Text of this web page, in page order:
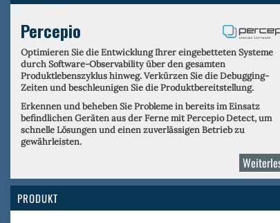
Percepio
Optimieren Sie die Entwicklung Ihrer eingebetteten Systeme
durch Software-Observability über den gesamten
Produktlebenszyklus hinweg. Verkürzen Sie die Debugging-
Zeiten und beschleunigen Sie die Produktbereitstellung.
Erkennen und beheben Sie Probleme in bereits im Einsatz
befindlichen Geräten aus der Ferne mit Percepio Detect, um
schnelle Lösungen und einen zuverlässigen Betrieb zu
gewährleisten.
PRODUKT